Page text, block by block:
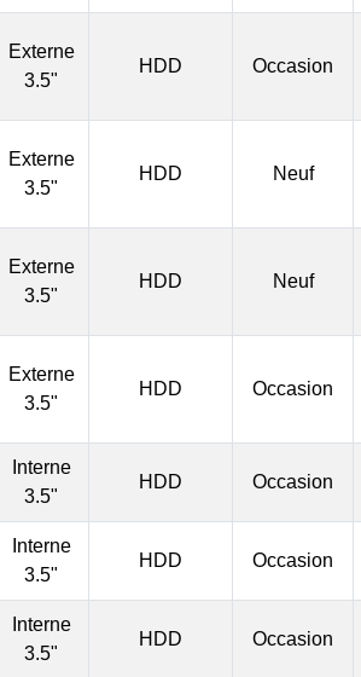
Externe
3.5"
HDD Occasion
Externe
3.5"
HDD Neuf
Externe
3.5"
HDD Neuf
Externe
3.5"
HDD Occasion
Interne
3.5"
HDD Occasion
Interne
3.5"
HDD Occasion
Interne
3.5"
HDD Occasion